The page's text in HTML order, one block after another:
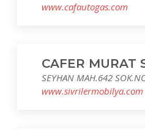
www.cafautogas.com
CAFER MURAT
SEYHAN MAH.642
www.sivrilermobilya.com